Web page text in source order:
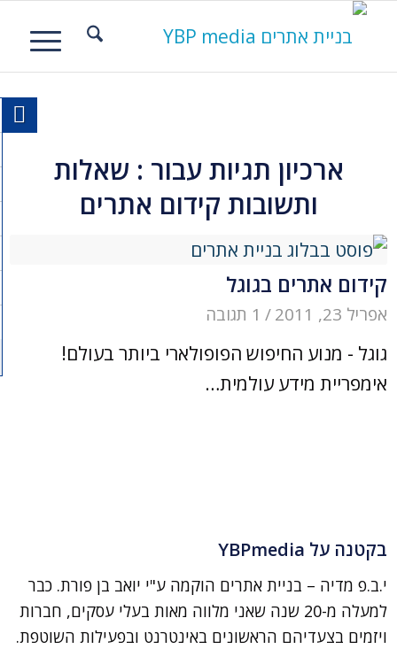
ארכיון תגיות עבור : שאלות
ותשובות קידום אתרים
קידום אתרים בגוגל
אפריל 23, 2011 / 1 תגובה
גוגל - מנוע החיפוש הפופולארי ביותר בעולם!
אימפריית מידע עולמית…
בקטנה על YBPmedia
י.ב.פ מדיה – בניית אתרים הוקמה ע"י יואב בן פורת. כבר
למעלה מ-20 שנה שאני מלווה מאות בעלי עסקים, חברות
ויזמים בצעדיהם הראשונים באינטרנט ובפעילות השוטפת.